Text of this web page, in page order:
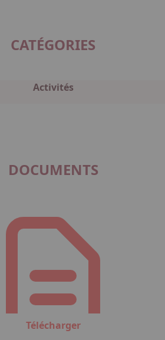
CATÉGORIES
Activités
DOCUMENTS
Télécharger